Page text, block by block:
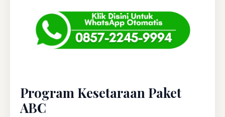
Program Kesetaraan Paket
ABC